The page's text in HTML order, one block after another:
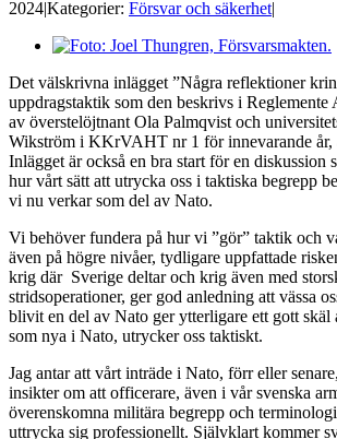
2024|Kategorier: Försvar och säkerhet|
Visa
bild
Det välskrivna inlägget ”Några reflektioner
uppdragstaktik som den beskrivs i Reglemente
av överstelöjtnant Ola Palmqvist och
Wikström i KKrVAHT nr 1 för innevarande år,
Inlägget är också en bra start för en diskussion
hur vårt sätt att utrycka oss i taktiska begrepp
vi nu verkar som del av Nato.
Vi behöver fundera på hur vi ”gör” taktik och
även på högre nivåer, tydligare uppfattade
krig där Sverige deltar och krig även med
stridsoperationer, ger god anledning att vässa
blivit en del av Nato ger ytterligare ett gott skäl
som nya i Nato, utrycker oss taktiskt.
Jag antar att vårt inträde i Nato, förr eller
insikter om att officerare, även i vår svenska
överenskomna militära begrepp och
uttrycka sig professionellt. Självklart kommer